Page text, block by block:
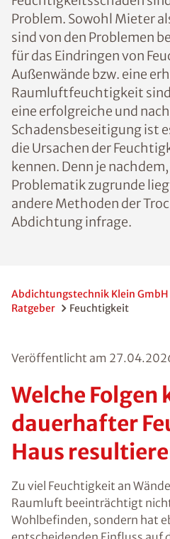
Problem. Sowohl Mieter
Eigentümer sind von den
betroffen. Die Gründe für
von Feuchtigkeit in die
eine erhöhte
dabei vielfältig. Für eine
nachhaltige
zwingend notwendig, die
Feuchtigkeitsprobleme zu
nachdem, welcher
Problematik zugrunde
jeweils andere Methoden
Abdichtungstechnik Klein GmbH -
Veröffentlicht am
Welche Folgen
aus
Feuchtigkeit
resultieren?